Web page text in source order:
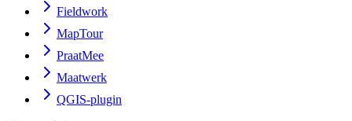
Fieldwork
MapTour
PraatMee
Maatwerk
QGIS-plugin